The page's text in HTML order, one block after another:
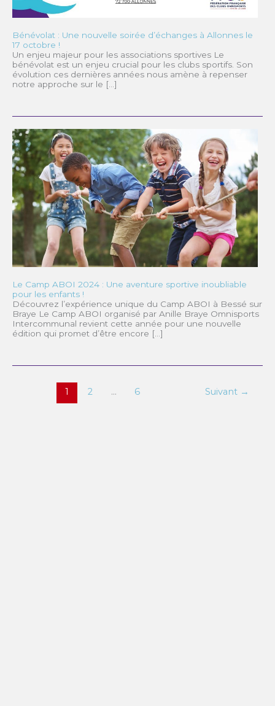
Bénévolat : Une nouvelle soirée d’échanges à Allonnes le
17 octobre !
Un enjeu majeur pour les associations sportives Le
bénévolat est un enjeu crucial pour les clubs sportifs. Son
évolution ces dernières années nous amène à repenser
notre approche sur le […]
Le Camp ABOI 2024 : Une aventure sportive inoubliable
pour les enfants !
Découvrez l’expérience unique du Camp ABOI à Bessé sur
Braye Le Camp ABOI organisé par Anille Braye Omnisports
Intercommunal revient cette année pour une nouvelle
édition qui promet d’être encore […]
1 2 … 6 Suivant →